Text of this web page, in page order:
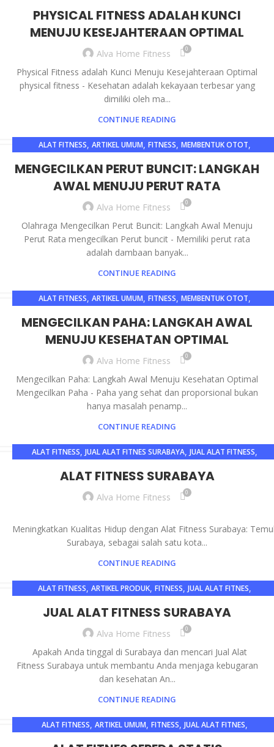
PHYSICAL FITNESS ADALAH KUNCI
MENUJU KESEJAHTERAAN OPTIMAL
Alva Home Fitness 0
Physical Fitness adalah Kunci Menuju Kesejahteraan Optimal
physical fitness - Kesehatan adalah kekayaan terbesar yang
dimiliki oleh ma...
CONTINUE READING
ALAT FITNESS, ARTIKEL UMUM, FITNESS, MEMBENTUK OTOT,
MENGECILKAN PERUT BUNCIT: LANGKAH
AWAL MENUJU PERUT RATA
Alva Home Fitness 0
Olahraga Mengecilkan Perut Buncit: Langkah Awal Menuju
Perut Rata mengecilkan Perut buncit - Memiliki perut rata
adalah dambaan banyak...
CONTINUE READING
ALAT FITNESS, ARTIKEL UMUM, FITNESS, MEMBENTUK OTOT,
MENGECILKAN PAHA: LANGKAH AWAL
MENUJU KESEHATAN OPTIMAL
Alva Home Fitness 0
Mengecilkan Paha: Langkah Awal Menuju Kesehatan Optimal
Mengecilkan Paha - Paha yang sehat dan proporsional bukan
hanya masalah penamp...
CONTINUE READING
ALAT FITNESS, JUAL ALAT FITNES SURABAYA, JUAL ALAT FITNESS,
ALAT FITNESS SURABAYA
Alva Home Fitness 0
Meningkatkan Kualitas Hidup dengan Alat Fitness Surabaya:
Surabaya, sebagai salah satu kota...
CONTINUE READING
ALAT FITNESS, ARTIKEL PRODUK, FITNESS, JUAL ALAT FITNES,
JUAL ALAT FITNESS SURABAYA,OLAHRAGA
JUAL ALAT FITNESS SURABAYA
Alva Home Fitness 0
Apakah Anda tinggal di Surabaya dan mencari Jual Alat
Fitness Surabaya untuk membantu Anda menjaga kebugaran
dan kesehatan An...
CONTINUE READING
ALAT FITNESS, ARTIKEL UMUM, FITNESS, JUAL ALAT FITNES,